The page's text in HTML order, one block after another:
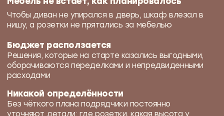
Для продуктивности —
удаленно управляет компанией и работает
исключительно из дома